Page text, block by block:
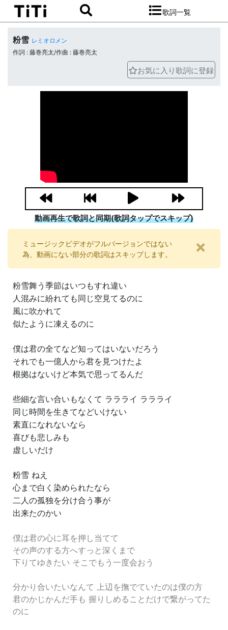
歌詞一覧
粉雪 レミオロメン
作詞 : 藤巻亮太/作曲 : 藤巻亮太
お気に入り歌詞に登録
動画再生で歌詞と同期(歌詞タップでスキップ)
ミュージックビデオがフルバージョンではない
為、動画にない部分の歌詞はスキップします。
×
粉雪舞う季節はいつもすれ違い
人混みに紛れても同じ空見てるのに
風に吹かれて
似たように凍えるのに
僕は君の全てなど知ってはいないだろう
それでも一億人から君を見つけたよ
根拠はないけど本気で思ってるんだ
些細な言い合いもなくて ララライ ララライ
同じ時間を生きてなどいけない
素直になれないなら
喜びも悲しみも
虚しいだけ
粉雪 ねえ
心まで白く染められたなら
二人の孤独を分け合う事が
出来たのかい
僕は君の心に耳を押し当てて
その声のする方へすっと深くまで
下りてゆきたい そこでもう一度会おう
分かり合いたいなんて 上辺を撫でていたのは僕の方
君のかじかんだ手も 握りしめることだけで繋がってた
のに